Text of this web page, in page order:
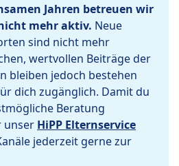
Jahren betreuen wir
mehr aktiv. Neue
sind nicht mehr
wertvollen Beiträge der
bleiben jedoch bestehen
dich zugänglich. Damit du
Beratung
unser HiPP Elternservice
jederzeit gerne zur